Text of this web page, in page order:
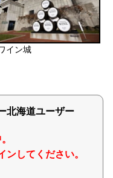
イン城
北海道ユーザー
してください。